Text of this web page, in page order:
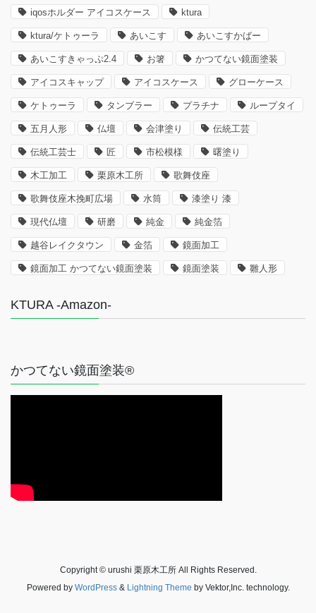
iqosホルダー アイコスケース ktura
ktura/ケトゥーラ あいこす あいこすかばー
あいこすきゃっぷ2.4 お箸 かつてない鏡面塗装
アイコスキャップ アイコスケース グローケース
ケトゥーラ タンブラー プラチナ ループタイ
五月人形 仏壇 会津塗り 伝統工芸
伝統工芸士 匠 市松模様 曙塗り
木工加工 栗原木工所 歌舞伎座
歌舞伎座木挽町広場 水筒 漆塗り 漆
現代仏壇 研磨 純金 純金箔
越谷レイクタウン 金箔 鏡面加工
鏡面加工 かつてない鏡面塗装 鏡面塗装 雛人形
KTURA -Amazon-
かつてない鏡面塗装®
Copyright © urushi 栗原木工所 All Rights Reserved.
Powered by WordPress& Lightning Theme by Vektor,Inc. technology.